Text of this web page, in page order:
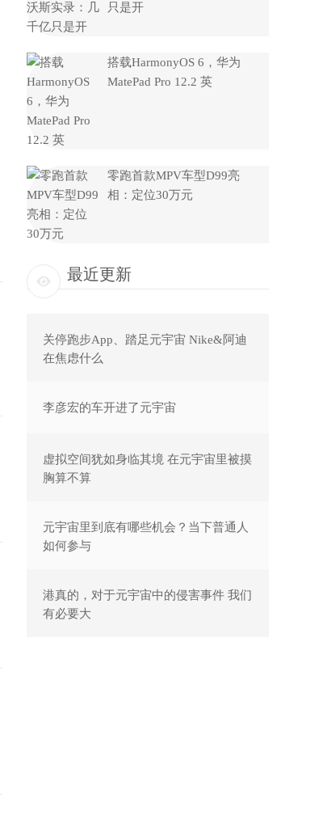
只是开
搭载HarmonyOS 6，华为
MatePad Pro 12.2 英
零跑首款MPV车型D99亮
相：定位30万元
最近更新
关停跑步App、踏足元宇宙 Nike&阿迪
在焦虑什么
李彦宏的车开进了元宇宙
虚拟空间犹如身临其境 在元宇宙里被摸
胸算不算
元宇宙里到底有哪些机会？当下普通人
如何参与
港真的，对于元宇宙中的侵害事件 我们
有必要大